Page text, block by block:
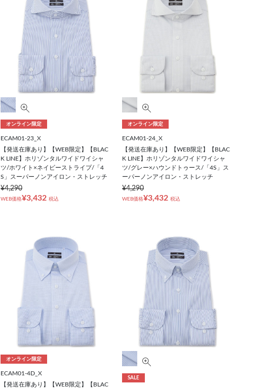
オンライン限定
ECAM01-23_X
【発送在庫あり】【WEB限定】【BLAC
K LINE】ホリゾンタルワイドワイシャ
ツ/ホワイト×ネイビーストライプ/「4
S」スーパーノンアイロン・ストレッチ
¥4,290
WEB価格¥3,432 税込
オンライン限定
ECAM01-24_X
【発送在庫あり】【WEB限定】【BLAC
K LINE】ホリゾンタルワイドワイシャ
ツ/グレー×ハウンドトゥース/「4S」ス
ーパーノンアイロン・ストレッチ
¥4,290
WEB価格¥3,432 税込
オンライン限定
ECAM01-4D_X
【発送在庫あり】【WEB限定】【BLAC
SALE